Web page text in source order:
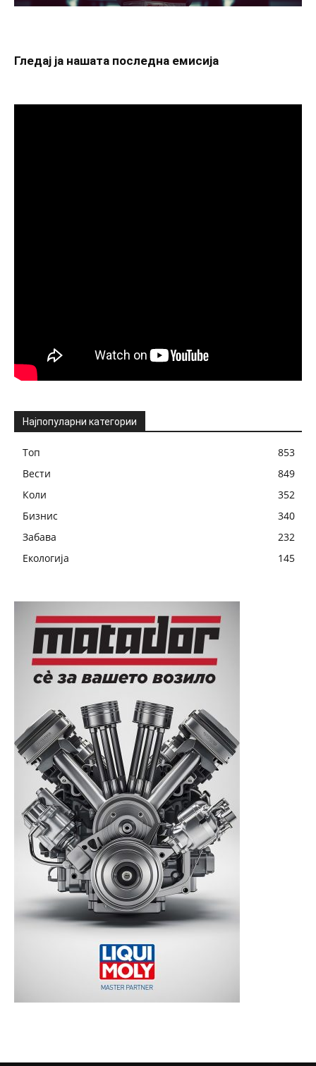
Гледај ја нашата последна емисија
Најпопуларни категории
Топ
853
Вести
849
Коли
352
Бизнис
340
Забава
232
Екологија
145